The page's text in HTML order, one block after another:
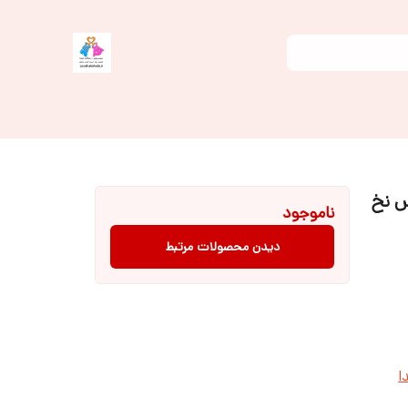
۱ تا ۳ – جنس نخ
ناموجود
دیدن محصولات مرتبط